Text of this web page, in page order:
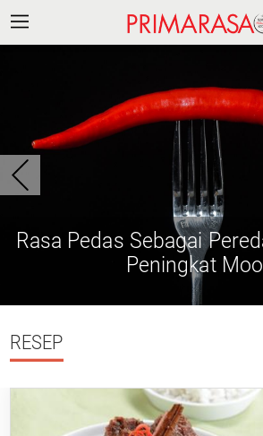
Rasa Pedas Sebagai
Peningkat
RESEP